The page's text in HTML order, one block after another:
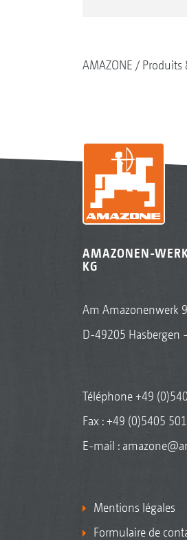
AMAZONE Produits
AMAZONEN-
KG
Am Amazonenwerk
D-49205 Hasbergen
Téléphone+49
Fax : +49 (0)5405
E-mail :
Mentions légales
Formulaire de